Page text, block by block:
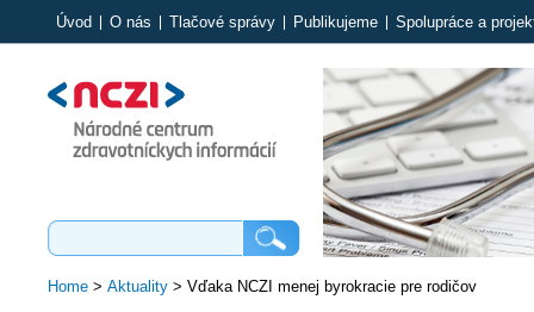
Úvod O nás Tlačové správy Publikujeme Spolupráce a
Home> Aktuality> Vďaka NCZI menej byrokracie pre rodičov